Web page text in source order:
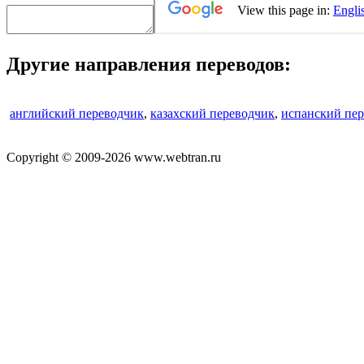
Другие направления переводов:
английский переводчик, казахский переводчик, испанский
Copyright © 2009-2026 www.webtran.ru